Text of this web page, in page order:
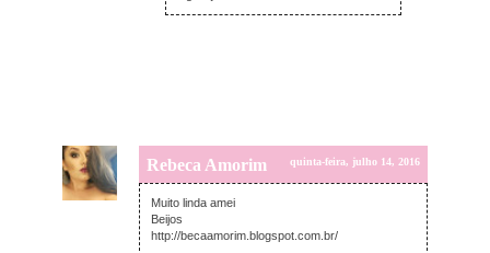
Rebeca Amorim quinta-feira, julho 14, 2016
Muito linda amei
Beijos
http://becaamorim.blogspot.com.br/